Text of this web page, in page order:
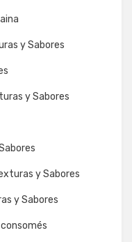
y Sabores
y Sabores
y Sabores
y Sabores
consomés